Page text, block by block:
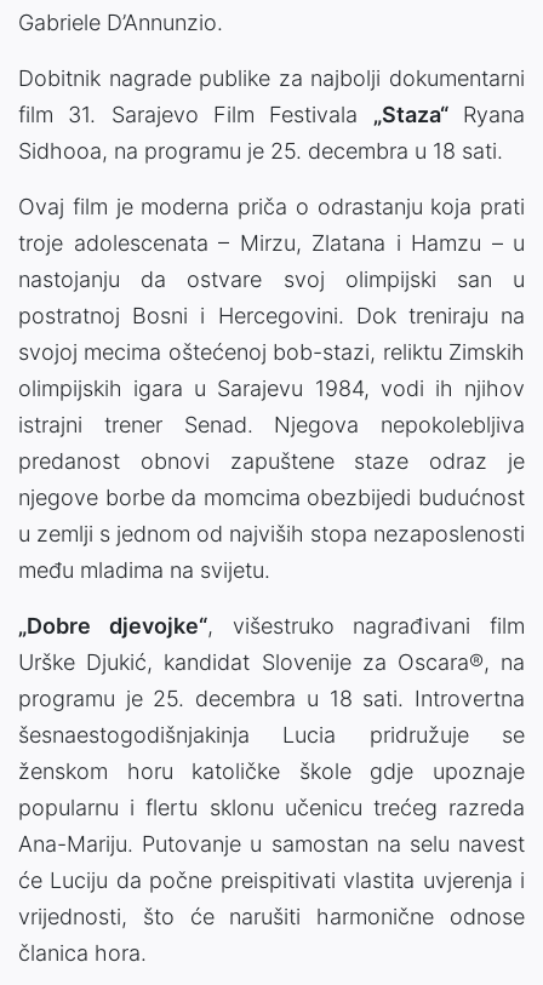
Gabriele D’Annunzio.
Dobitnik nagrade publike za najbolji dokumentarni
film 31. Sarajevo Film Festivala „Staza“Ryana
Sidhooa, na programu je 25. decembra u 18 sati.
Ovaj film je moderna priča o odrastanju koja prati
troje adolescenata – Mirzu, Zlatana i Hamzu – u
nastojanju da ostvare svoj olimpijski san u
postratnoj Bosni i Hercegovini. Dok treniraju na
svojoj mecima oštećenoj bob-stazi, reliktu Zimskih
olimpijskih igara u Sarajevu 1984, vodi ih njihov
istrajni trener Senad. Njegova nepokolebljiva
predanost obnovi zapuštene staze odraz je
njegove borbe da momcima obezbijedi budućnost
u zemlji s jednom od najviših stopa nezaposlenosti
među mladima na svijetu.
„Dobre djevojke“, višestruko nagrađivani film
Urške Djukić, kandidat Slovenije za Oscara®, na
programu je 25. decembra u 18 sati. Introvertna
šesnaestogodišnjakinja Lucia pridružuje se
ženskom horu katoličke škole gdje upoznaje
popularnu i flertu sklonu učenicu trećeg razreda
Ana-Mariju. Putovanje u samostan na selu navest
će Luciju da počne preispitivati vlastita uvjerenja i
vrijednosti, što će narušiti harmonične odnose
članica hora.